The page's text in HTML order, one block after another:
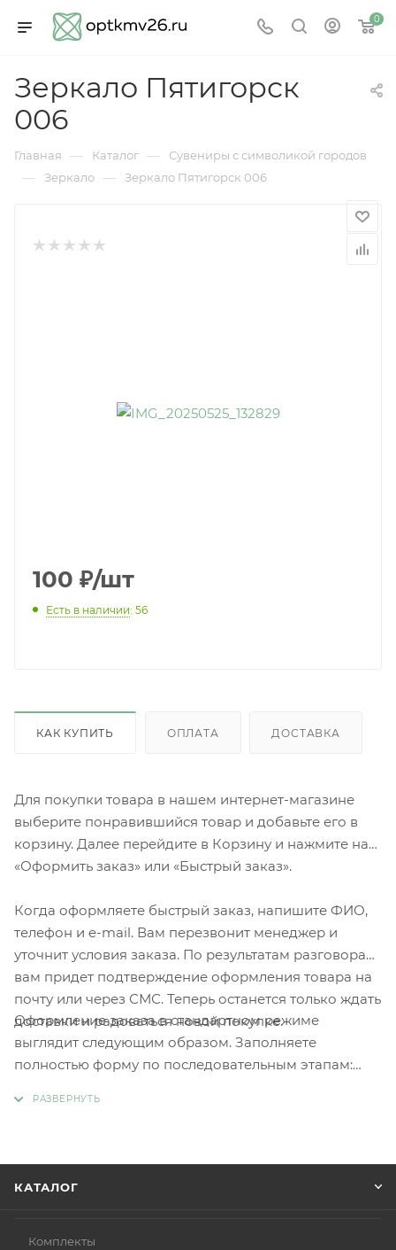
0
Зеркало Пятигорск
006
Главная — Каталог — Сувениры с символикой городов
— Зеркало — Зеркало Пятигорск 006
100 ₽/шт
Есть в наличии: 56
КАК КУПИТЬ ОПЛАТА ДОСТАВКА
Для покупки товара в нашем интернет-магазине
выберите понравившийся товар и добавьте его в
корзину. Далее перейдите в Корзину и нажмите на
«Оформить заказ» или «Быстрый заказ».
Когда оформляете быстрый заказ, напишите ФИО,
телефон и e-mail. Вам перезвонит менеджер и
уточнит условия заказа. По результатам разговора
вам придет подтверждение оформления товара на
почту или через СМС. Теперь останется только ждать
доставки и радоваться новой покупке.
Оформление заказа в стандартном режиме
выглядит следующим образом. Заполняете
полностью форму по последовательным этапам:
КАТАЛОГ
Комплекты